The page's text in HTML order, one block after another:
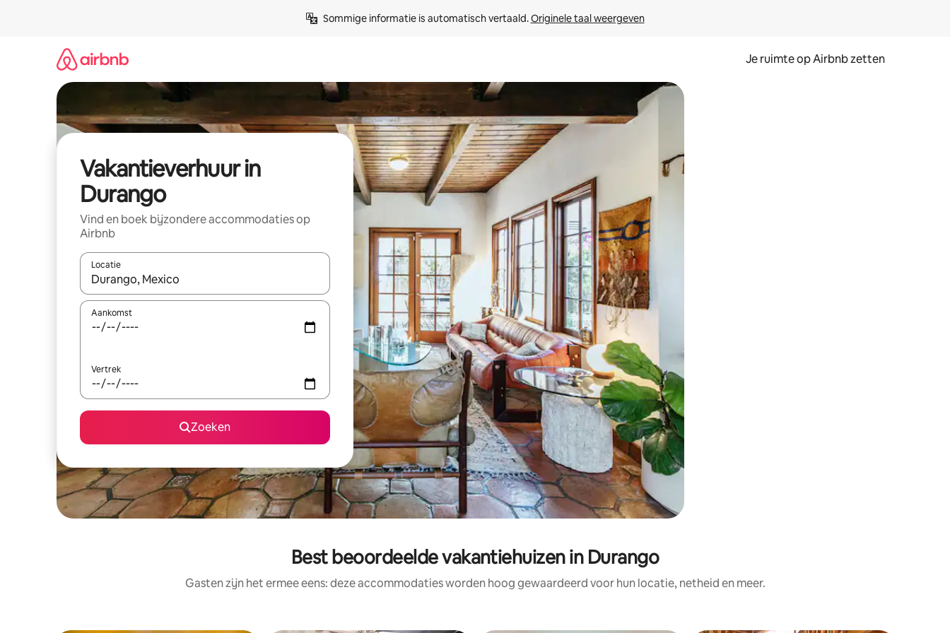
Sommige informatie is automatisch vertaald. Originele taal weergeven
Je ruimte op Airbnb zetten
Vakantieverhuur in
Durango
Vind en boek bijzondere accommodaties op
Airbnb
Locatie
Wanneer er suggesties beschikbaar zijn, maak je een keuze met je de pijltjestoetsen omhoog en omlaag, óf door te tikken of swipen.
Aankomst
Vertrek
Zoeken
Best beoordeelde vakantiehuizen in Durango
Gasten zijn het ermee eens: deze accommodaties worden hoog gewaardeerd voor hun locatie, netheid en meer.